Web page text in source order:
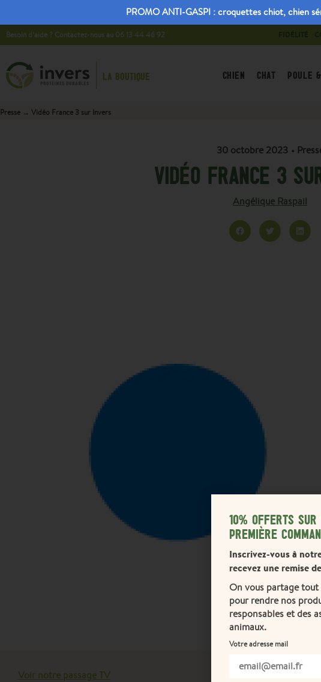
PROMO ANTI-GASPI : croquettes chiot, chien
Besoin d’aide ? Contactez-nous au 06 13 44 46 92
LA BOUTIQUE CHIEN CHAT POULE
Presse → Vidéo France 3 sur Invers
30 octobre 2023 •
VIDÉO FRANCE 3
Angélique Raspail
Voir notre passage TV
10% OFFERTS SUR
PREMIÈRE
Inscrivez-vous à
recevez une remise
On vous partage
pour rendre nos
responsables et des
animaux.
Votre adresse mail